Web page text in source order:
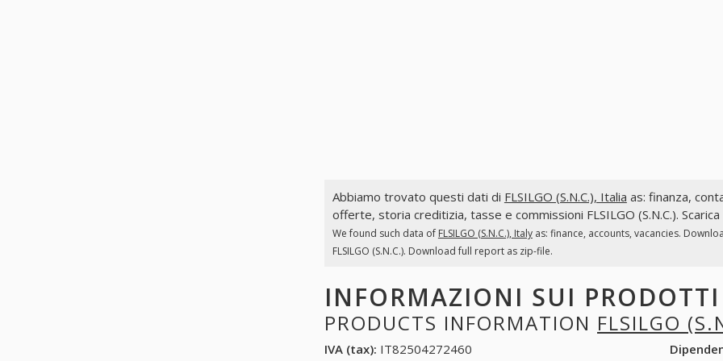
Abbiamo trovato questi dati di FLSILGO (S.N.C.), Italia as: finanza,
offerte, storia creditizia, tasse e commissioni FLSILGO (S.N.C.).
We found such data of FLSILGO (S.N.C.), Italyas: finance, accounts, vacancies.
FLSILGO (S.N.C.). Download full report as zip-file.
INFORMAZIONI SUI
PRODUCTS INFORMATION FLSILGO
IVA (tax): IT82504272460